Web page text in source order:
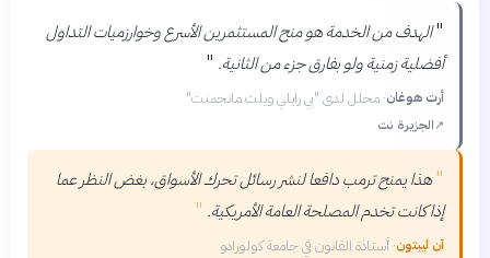
"الهدف من الخدمة هو منح المستثمرين الأسرع وخوارزميات التداول
أفضلية زمنية ولو بفارق جزء من الثانية. "
أرت هوغان· محلل لدى "بي رايلي ويلث مانجمنت"
↗الجزيرة نت
" هذا يمنح ترمب دافعا لنشر رسائل تحرك الأسواق، بغض النظر عما
إذا كانت تخدم المصلحة العامة الأمريكية. "
آن ليبتون· أستاذة القانون في جامعة كولورادو